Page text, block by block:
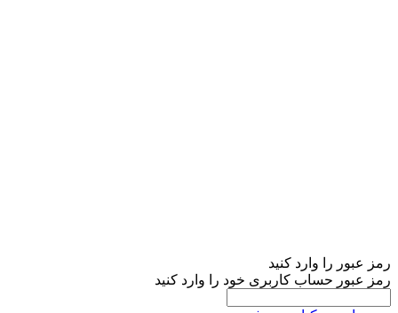
رمز عبور را وارد کنید
رمز عبور حساب کاربری خود را وارد کنید